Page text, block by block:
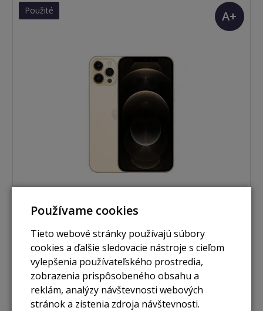
Použité
A+
iPhone 12 Pro Max 256GB zlatá
313 € Zobraziť
Používame cookies
Tieto webové stránky používajú súbory
cookies a ďalšie sledovacie nástroje s cieľom
vylepšenia používateľského prostredia,
zobrazenia prispôsobeného obsahu a
reklám, analýzy návštevnosti webových
stránok a zistenia zdroja návštevnosti.